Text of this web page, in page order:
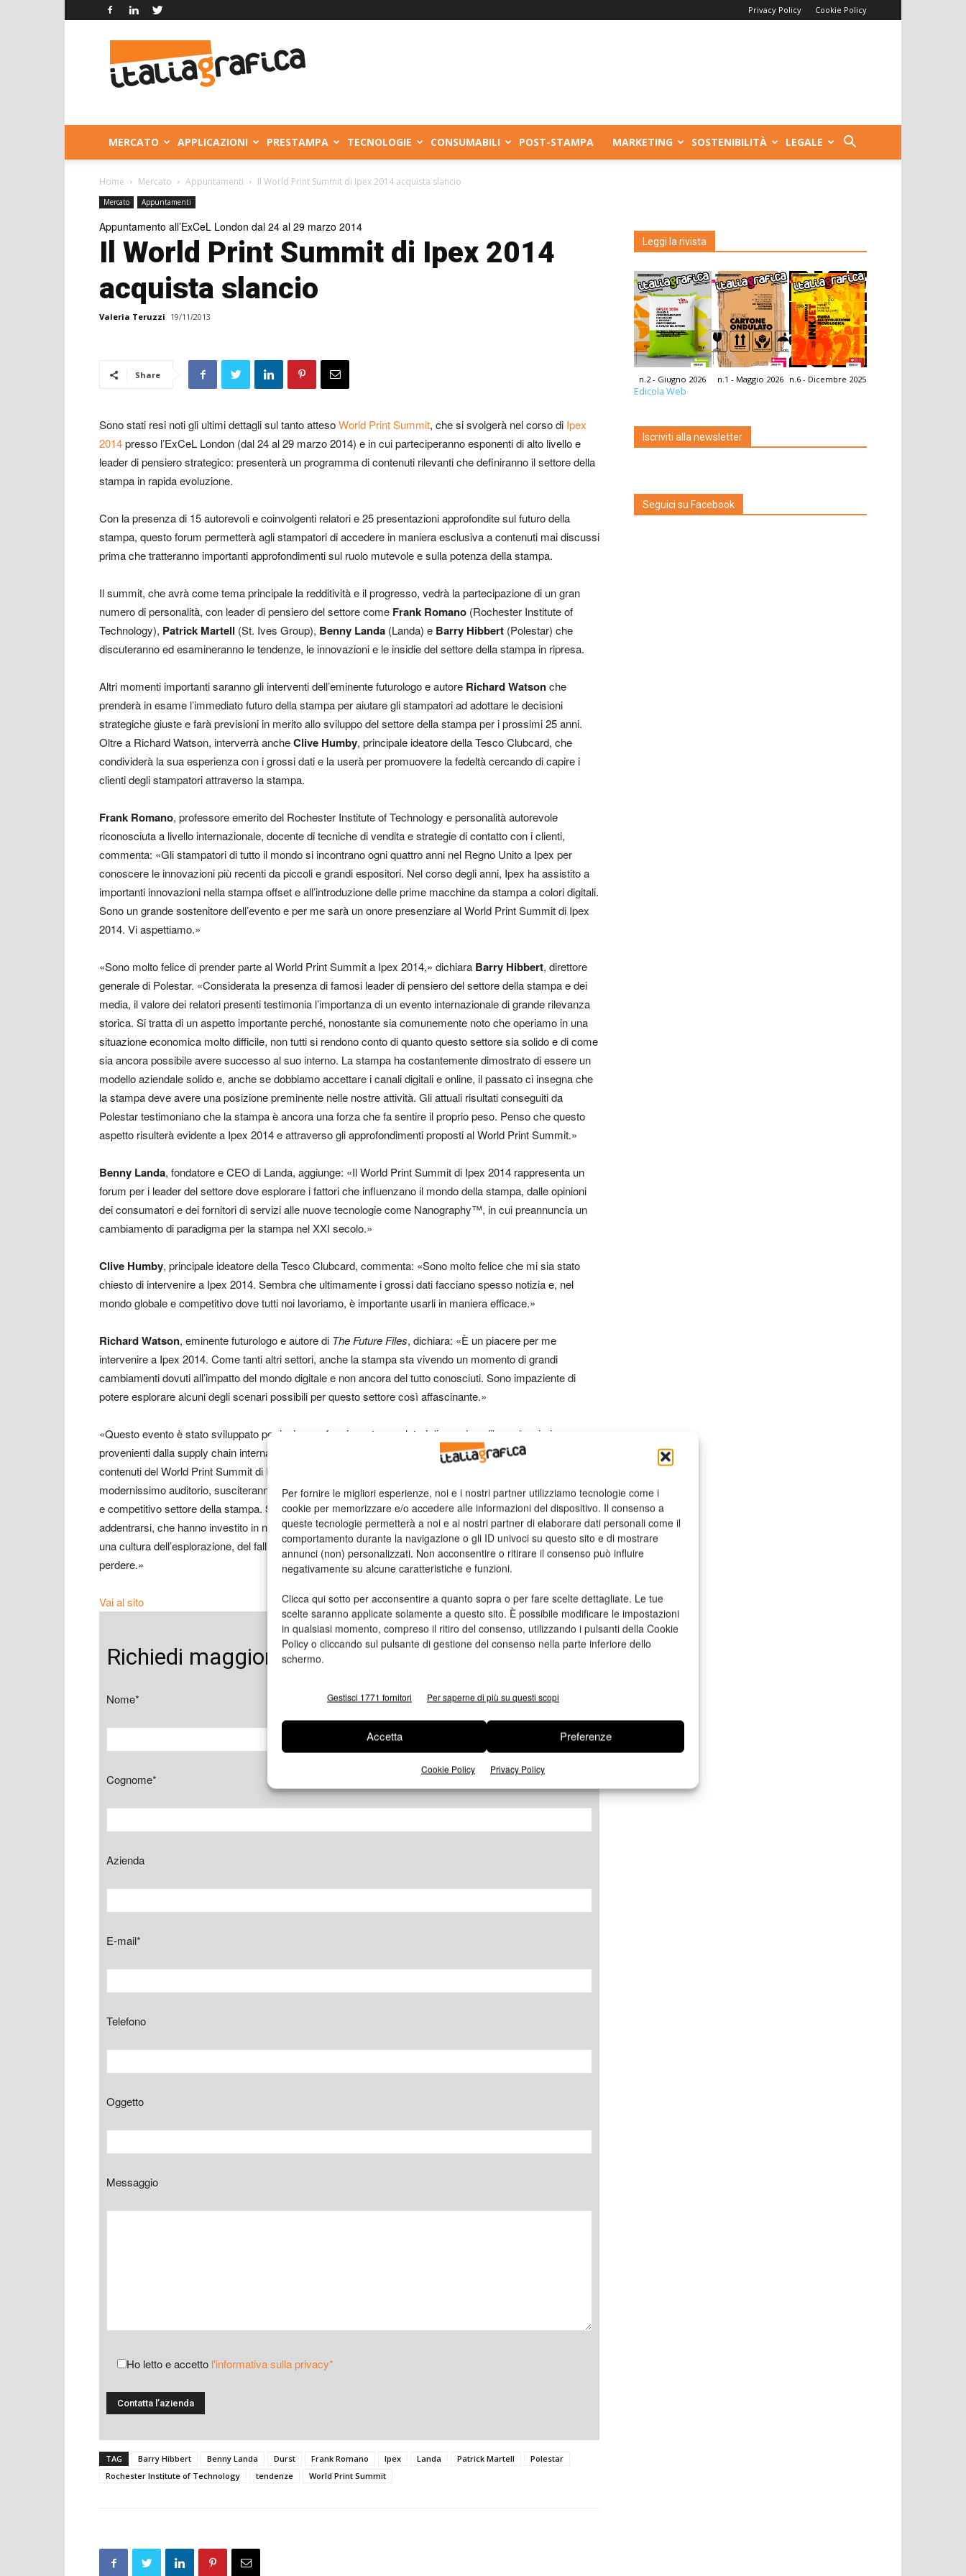
Per fornire le migliori esperienze, noi e i nostri partner utilizziamo tecnologie come i
cookie per memorizzare e/o accedere alle informazioni del dispositivo. Il consenso a
queste tecnologie permetterà a noi e ai nostri partner di elaborare dati personali come il
comportamento durante la navigazione o gli ID univoci su questo sito e di mostrare
annunci (non) personalizzati. Non acconsentire o ritirare il consenso può influire
negativamente su alcune caratteristiche e funzioni.
Clicca qui sotto per acconsentire a quanto sopra o per fare scelte dettagliate. Le tue
scelte saranno applicate solamente a questo sito. È possibile modificare le impostazioni
in qualsiasi momento, compreso il ritiro del consenso, utilizzando i pulsanti della Cookie
Policy o cliccando sul pulsante di gestione del consenso nella parte inferiore dello
schermo.
Gestisci 1771 fornitori Per saperne di più su questi scopi
Accetta Preferenze
Cookie Policy Privacy Policy
Privacy Policy Cookie Policy
Grafica
MERCATO APPLICAZIONI PRESTAMPA TECNOLOGIE CONSUMABILI POST-STAMPA MARKETING SOSTENIBILITÀ LEGALE
Home Mercato Appuntamenti Il World Print Summit di Ipex 2014 acquista slancio
Mercato Appuntamenti
Appuntamento all’ExCeL London dal 24 al 29 marzo 2014
Il World Print Summit di Ipex 2014
acquista slancio
Valeria Teruzzi 19/11/2013
Share
Sono stati resi noti gli ultimi dettagli sul tanto attesoWorld Print Summit, che si svolgerà nel corso di Ipex
2014presso l’ExCeL London (dal 24 al 29 marzo 2014) e in cui parteciperanno esponenti di alto livello e
leader di pensiero strategico: presenterà un programma di contenuti rilevanti che definiranno il settore della
stampa in rapida evoluzione.
Con la presenza di 15 autorevoli e coinvolgenti relatori e 25 presentazioni approfondite sul futuro della
stampa, questo forum permetterà agli stampatori di accedere in maniera esclusiva a contenuti mai discussi
prima che tratteranno importanti approfondimenti sul ruolo mutevole e sulla potenza della stampa.
Il summit, che avrà come tema principale la redditività e il progresso, vedrà la partecipazione di un gran
numero di personalità, con leader di pensiero del settore come Frank Romano (Rochester Institute of
Technology), Patrick Martell (St. Ives Group), Benny Landa (Landa) e Barry Hibbert (Polestar) che
discuteranno ed esamineranno le tendenze, le innovazioni e le insidie del settore della stampa in ripresa.
Altri momenti importanti saranno gli interventi dell’eminente futurologo e autore Richard Watsonche
prenderà in esame l’immediato futuro della stampa per aiutare gli stampatori ad adottare le decisioni
strategiche giuste e farà previsioni in merito allo sviluppo del settore della stampa per i prossimi 25 anni.
Oltre a Richard Watson, interverrà ancheClive Humby, principale ideatore della Tesco Clubcard, che
condividerà la sua esperienza con i grossi dati e la userà per promuovere la fedeltà cercando di capire i
clienti degli stampatori attraverso la stampa.
Frank Romano, professore emerito del Rochester Institute of Technology e personalità autorevole
riconosciuta a livello internazionale, docente di tecniche di vendita e strategie di contatto con i clienti,
commenta: «Gli stampatori di tutto il mondo si incontrano ogni quattro anni nel Regno Unito a Ipex per
conoscere le innovazioni più recenti da piccoli e grandi espositori. Nel corso degli anni, Ipex ha assistito a
importanti innovazioni nella stampa offset e all’introduzione delle prime macchine da stampa a colori digitali.
Sono un grande sostenitore dell’evento e per me sarà un onore presenziare al World Print Summit di Ipex
2014. Vi aspettiamo.»
«Sono molto felice di prender parte al World Print Summit a Ipex 2014,» dichiara Barry Hibbert, direttore
generale di Polestar. «Considerata la presenza di famosi leader di pensiero del settore della stampa e dei
media, il valore dei relatori presenti testimonia l’importanza di un evento internazionale di grande rilevanza
storica. Si tratta di un aspetto importante perché, nonostante sia comunemente noto che operiamo in una
situazione economica molto difficile, non tutti si rendono conto di quanto questo settore sia solido e di come
sia ancora possibile avere successo al suo interno. La stampa ha costantemente dimostrato di essere un
modello aziendale solido e, anche se dobbiamo accettare i canali digitali e online, il passato ci insegna che
la stampa deve avere una posizione preminente nelle nostre attività. Gli attuali risultati conseguiti da
Polestar testimoniano che la stampa è ancora una forza che fa sentire il proprio peso. Penso che questo
aspetto risulterà evidente a Ipex 2014 e attraverso gli approfondimenti proposti al World Print Summit.»
Benny Landa, fondatore e CEO di Landa, aggiunge: «Il World Print Summit di Ipex 2014 rappresenta un
forum per i leader del settore dove esplorare i fattori che influenzano il mondo della stampa, dalle opinioni
dei consumatori e dei fornitori di servizi alle nuove tecnologie come Nanography™, in cui preannuncia un
cambiamento di paradigma per la stampa nel XXI secolo.»
Clive Humby, principale ideatore della Tesco Clubcard, commenta: «Sono molto felice che mi sia stato
chiesto di intervenire a Ipex 2014. Sembra che ultimamente i grossi dati facciano spesso notizia e, nel
mondo globale e competitivo dove tutti noi lavoriamo, è importante usarli in maniera efficace.»
Richard Watson, eminente futurologo e autore di The Future Files, dichiara: «È un piacere per me
intervenire a Ipex 2014. Come tanti altri settori, anche la stampa sta vivendo un momento di grandi
cambiamenti dovuti all’impatto del mondo digitale e non ancora del tutto conosciuti. Sono impaziente di
potere esplorare alcuni degli scenari possibili per questo settore così affascinante.»
«Questo evento è stato sviluppato per ispirare e fare incontrare relatori di grande calibro e lungimiranza
provenienti dalla supply chain internazionale della stampa,» dichiara
Ruth Clougherty, produttore di
contenuti del World Print Summit di Ipex 2014. «I nostri autorevoli relatori, che prenderanno la parola in un
modernissimo auditorio, susciteranno sicuramente accesi dibattiti su come avere successo in questo agile
e competitivo settore della stampa. Si tratta di relatori che sono entrati in mercati dove altri non hanno osato
addentrarsi, che hanno investito in nuove tecnologie evitate da altri e che hanno avuto il coraggio di creare
una cultura dell’esplorazione, del fallimento e dell’innovazione. Il World Print Summit è un evento da non
perdere.»
Vai al sito
Richiedi maggiori informazioni
Nome*
Cognome*
Azienda
E-mail*
Telefono
Oggetto
Messaggio
Ho letto e accetto l'informativa sulla privacy*
TAG Barry Hibbert Benny Landa Durst Frank Romano Ipex Landa Patrick Martell
Polestar
Rochester Institute of Technology
tendenze World Print Summit
Leggi la rivista
n.2 - Giugno 2026 n.1 - Maggio 2026 n.6 - Dicembre 2025
Edicola Web
Iscriviti alla newsletter
Seguici su Facebook